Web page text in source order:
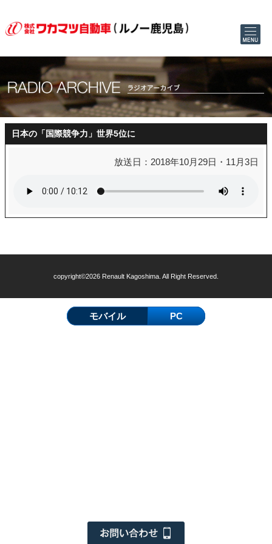
日本の「国際競争力」世界5位に
放送日：2018年10月29日・11月3日
copyright©2026 Renault Kagoshima. All Right Reserved.
モバイル PC